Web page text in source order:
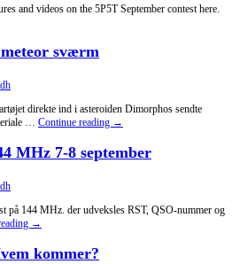
and videos on the 5P5T September contest here.
sværm
direkte ind i asteroiden Dimorphos sendte
… Continue reading →
MHz 7-8 september
på 144 MHz. der udveksles RST, QSO-nummer og
→
kommer?